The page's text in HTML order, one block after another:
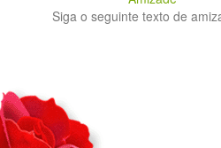
Siga o seguinte texto de